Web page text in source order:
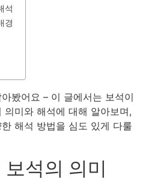
석
경
봤어요 – 이 글에서는 보석이
의미와 해석에 대해 알아보며,
해석 방법을 심도 있게 다룰
석의 의미